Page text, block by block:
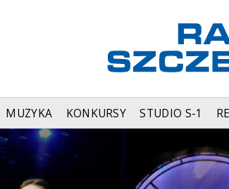
MUZYKA KONKURSY STUDIO S-1